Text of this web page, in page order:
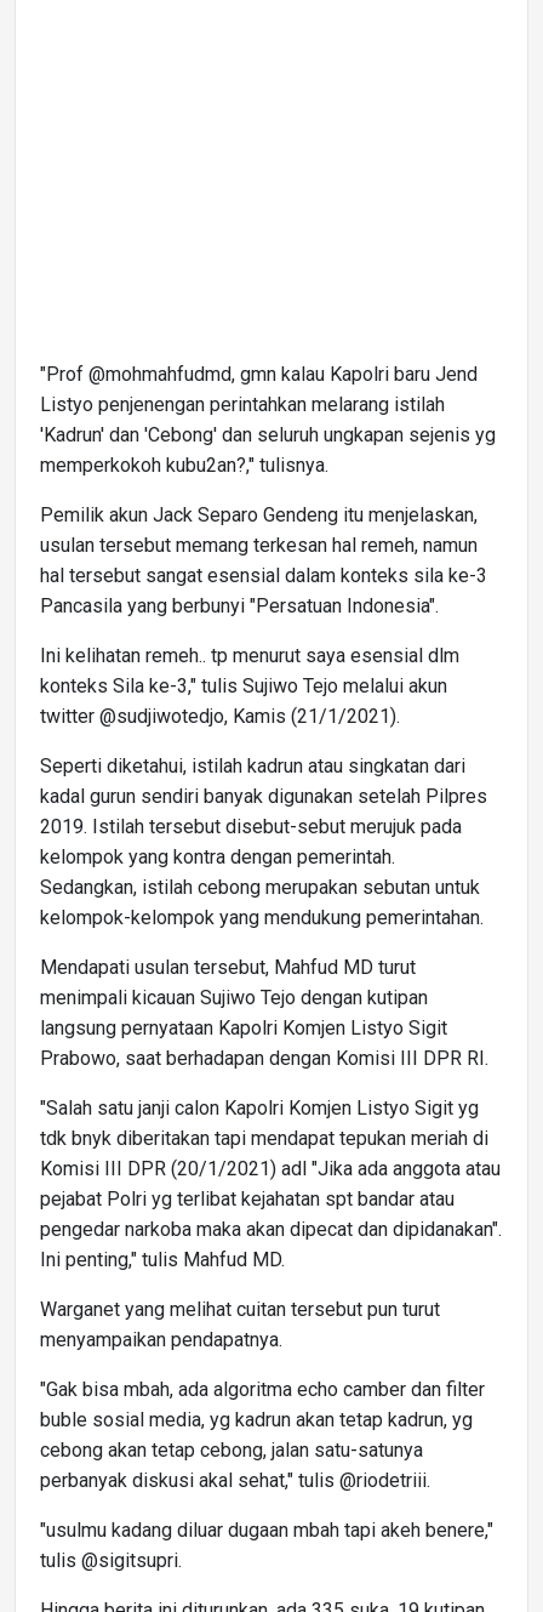
"Prof @mohmahfudmd, gmn kalau Kapolri baru Jend
Listyo penjenengan perintahkan melarang istilah
'Kadrun' dan 'Cebong' dan seluruh ungkapan sejenis yg
memperkokoh kubu2an?," tulisnya.
Pemilik akun Jack Separo Gendeng itu menjelaskan,
usulan tersebut memang terkesan hal remeh, namun
hal tersebut sangat esensial dalam konteks sila ke-3
Pancasila yang berbunyi "Persatuan Indonesia".
Ini kelihatan remeh.. tp menurut saya esensial dlm
konteks Sila ke-3," tulis Sujiwo Tejo melalui akun
twitter @sudjiwotedjo, Kamis (21/1/2021).
Seperti diketahui, istilah kadrun atau singkatan dari
kadal gurun sendiri banyak digunakan setelah Pilpres
2019. Istilah tersebut disebut-sebut merujuk pada
kelompok yang kontra dengan pemerintah.
Sedangkan, istilah cebong merupakan sebutan untuk
kelompok-kelompok yang mendukung pemerintahan.
Mendapati usulan tersebut, Mahfud MD turut
menimpali kicauan Sujiwo Tejo dengan kutipan
langsung pernyataan Kapolri Komjen Listyo Sigit
Prabowo, saat berhadapan dengan Komisi III DPR RI.
"Salah satu janji calon Kapolri Komjen Listyo Sigit yg
tdk bnyk diberitakan tapi mendapat tepukan meriah di
Komisi III DPR (20/1/2021) adl "Jika ada anggota atau
pejabat Polri yg terlibat kejahatan spt bandar atau
pengedar narkoba maka akan dipecat dan dipidanakan".
Ini penting," tulis Mahfud MD.
Warganet yang melihat cuitan tersebut pun turut
menyampaikan pendapatnya.
"Gak bisa mbah, ada algoritma echo camber dan filter
buble sosial media, yg kadrun akan tetap kadrun, yg
cebong akan tetap cebong, jalan satu-satunya
perbanyak diskusi akal sehat," tulis @riodetriii.
"usulmu kadang diluar dugaan mbah tapi akeh benere,"
tulis @sigitsupri.